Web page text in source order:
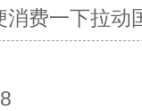
消费一下拉动